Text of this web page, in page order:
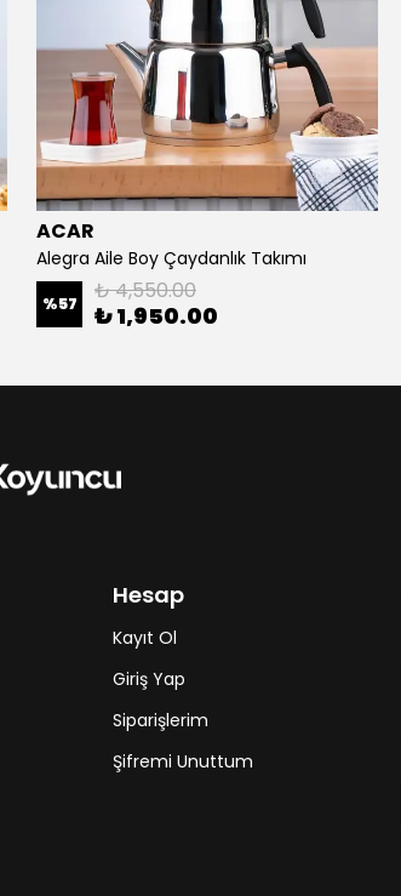
ACAR
Alegra Aile Boy Çaydanlık Takımı
%57 ₺ 4,550.00
₺ 1,950.00
Hesap
Kayıt Ol
Giriş Yap
Siparişlerim
Şifremi Unuttum